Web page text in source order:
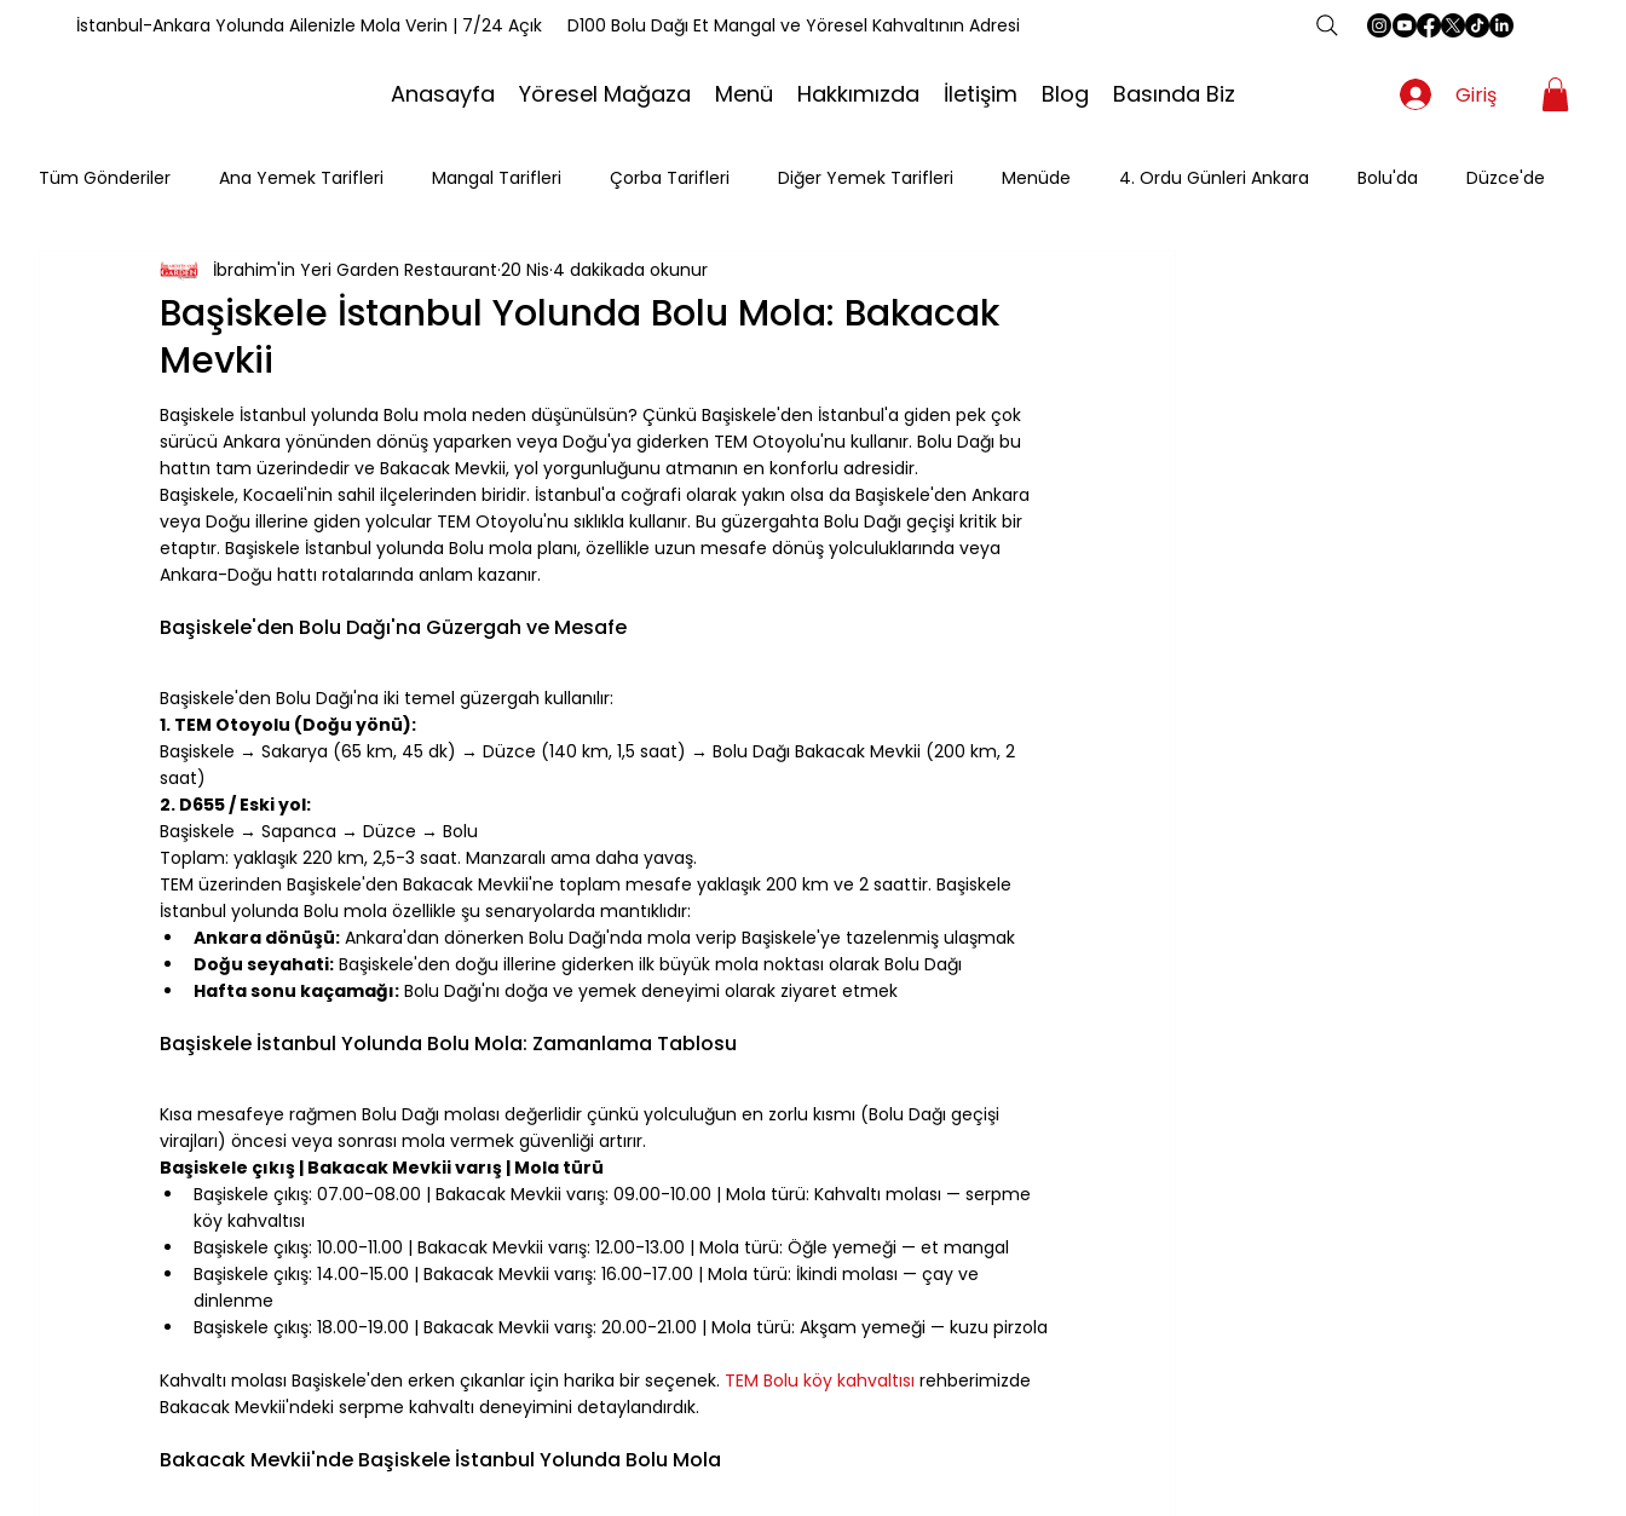
İstanbul-Ankara Yolunda Ailenizle Mola Verin | 7/24 Açık D100 Bolu Dağı Et Mangal ve Yöresel Kahvaltının Adresi
Anasayfa Yöresel Mağaza Menü Hakkımızda İletişim Blog Basında Biz Giriş
Tüm Gönderiler Ana Yemek Tarifleri Mangal Tarifleri Çorba Tarifleri Diğer Yemek Tarifleri Menüde 4. Ordu Günleri Ankara Bolu'da Düzce'de
Misafirlerimiz Kahvaltı Tarifleri Yemek Tarifleri Tatlı Tarifleri
Mola Noktaları Bolu Mutfağı
Başiskele İstanbul Yolunda Bolu Mola: Bakacak
Mevkii
İbrahim'in Yeri Garden Restaurant 20 Nis 4 dakikada okunur
Başiskele İstanbul yolunda Bolu mola neden düşünülsün? Çünkü Başiskele'den İstanbul'a giden pek çok
sürücü Ankara yönünden dönüş yaparken veya Doğu'ya giderken TEM Otoyolu'nu kullanır. Bolu Dağı bu
hattın tam üzerindedir ve Bakacak Mevkii, yol yorgunluğunu atmanın en konforlu adresidir.
Başiskele, Kocaeli'nin sahil ilçelerinden biridir. İstanbul'a coğrafi olarak yakın olsa da Başiskele'den Ankara
veya Doğu illerine giden yolcular TEM Otoyolu'nu sıklıkla kullanır. Bu güzergahta Bolu Dağı geçişi kritik bir
etaptır. Başiskele İstanbul yolunda Bolu mola planı, özellikle uzun mesafe dönüş yolculuklarında veya
Ankara-Doğu hattı rotalarında anlam kazanır.
Başiskele'den Bolu Dağı'na Güzergah ve Mesafe
Başiskele'den Bolu Dağı'na iki temel güzergah kullanılır:
1. TEM Otoyolu (Doğu yönü):
Başiskele → Sakarya (65 km, 45 dk) → Düzce (140 km, 1,5 saat) → Bolu Dağı Bakacak Mevkii (200 km, 2
saat)
2. D655 / Eski yol:
Başiskele → Sapanca → Düzce → Bolu
Toplam: yaklaşık 220 km, 2,5-3 saat. Manzaralı ama daha yavaş.
TEM üzerinden Başiskele'den Bakacak Mevkii'ne toplam mesafe yaklaşık 200 km ve 2 saattir. Başiskele
İstanbul yolunda Bolu mola özellikle şu senaryolarda mantıklıdır:
Ankara dönüşü: Ankara'dan dönerken Bolu Dağı'nda mola verip Başiskele'ye tazelenmiş ulaşmak
Doğu seyahati: Başiskele'den doğu illerine giderken ilk büyük mola noktası olarak Bolu Dağı
Hafta sonu kaçamağı: Bolu Dağı'nı doğa ve yemek deneyimi olarak ziyaret etmek
Başiskele İstanbul Yolunda Bolu Mola: Zamanlama Tablosu
Kısa mesafeye rağmen Bolu Dağı molası değerlidir çünkü yolculuğun en zorlu kısmı (Bolu Dağı geçişi
virajları) öncesi veya sonrası mola vermek güvenliği artırır.
Başiskele çıkış | Bakacak Mevkii varış | Mola türü
Başiskele çıkış: 07.00-08.00 | Bakacak Mevkii varış: 09.00-10.00 | Mola türü: Kahvaltı molası — serpme
köy kahvaltısı
Başiskele çıkış: 10.00-11.00 | Bakacak Mevkii varış: 12.00-13.00 | Mola türü: Öğle yemeği — et mangal
Başiskele çıkış: 14.00-15.00 | Bakacak Mevkii varış: 16.00-17.00 | Mola türü: İkindi molası — çay ve
dinlenme
Başiskele çıkış: 18.00-19.00 | Bakacak Mevkii varış: 20.00-21.00 | Mola türü: Akşam yemeği — kuzu pirzola
Kahvaltı molası Başiskele'den erken çıkanlar için harika bir seçenek. TEM Bolu köy kahvaltısı rehberimizde
Bakacak Mevkii'ndeki serpme kahvaltı deneyimini detaylandırdık.
Bakacak Mevkii'nde Başiskele İstanbul Yolunda Bolu Mola